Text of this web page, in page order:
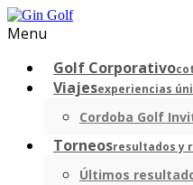
Menu
Golf Corporativo
Viajesexperiencias
Cordoba Golf
Torneosresultados y
Últimos